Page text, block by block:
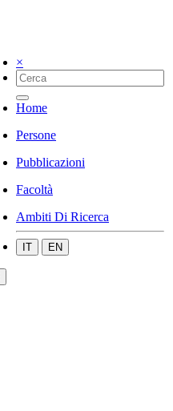
×
Home
Persone
Pubblicazioni
Facoltà
Ambiti Di Ricerca
IT EN